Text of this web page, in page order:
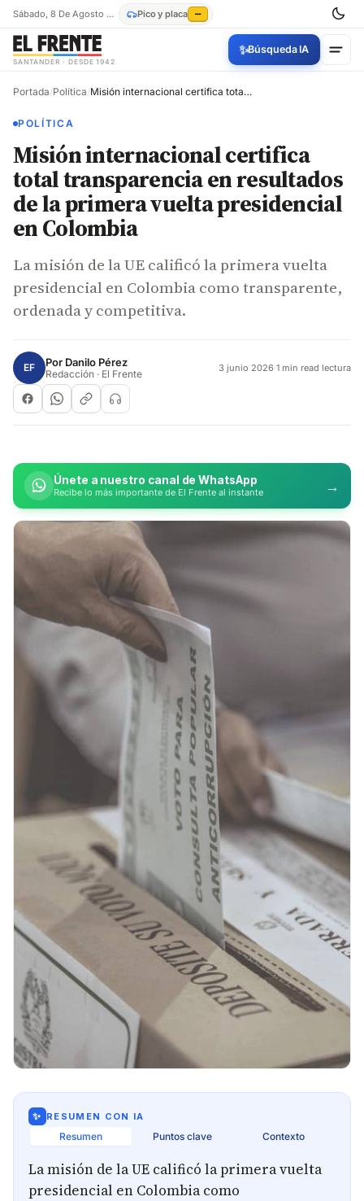
Sábado, 8 De Agosto De 2026 Pico y placa —
SANTANDER · DESDE 1942
✨Búsqueda IA
Portada/Política/ Misión internacional certifica total transparencia en resultados de la primera vuelta presidencial en Colombia
POLÍTICA
Misión internacional certifica
total transparencia en resultados
de la primera vuelta presidencial
en Colombia
La misión de la UE calificó la primera vuelta
presidencial en Colombia como transparente,
ordenada y competitiva.
EF Por Danilo Pérez
Redacción · El Frente 3 junio 2026·1 min read lectura
Únete a nuestro canal de WhatsApp
Recibe lo más importante de El Frente al instante →
✨ RESUMEN CON IA
Resumen Puntos clave Contexto
La misión de la UE calificó la primera vuelta
presidencial en Colombia como